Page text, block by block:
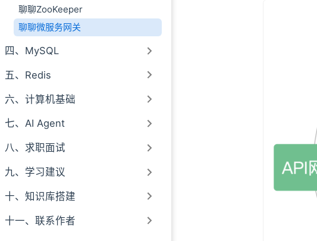
聊聊ZooKeeper
聊聊微服务网关
四、MySQL
五、Redis
六、计算机基础
七、AI Agent
八、求职面试
九、学习建议
十、知识库搭建
十一、联系作者